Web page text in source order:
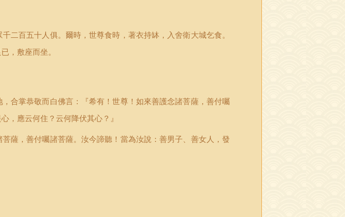
二百五十人俱。爾時，世尊食時，著衣持缽，入舍衛大城乞食。
，敷座而坐。
合掌恭敬而白佛言：『希有！世尊！如來善護念諸菩薩，善付囑
，應云何住？云何降伏其心？』
薩，善付囑諸菩薩。汝今諦聽！當為汝說：善男子、善女人，發